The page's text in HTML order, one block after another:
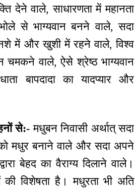
देने वाले, साधारणता में महानता
से भाग्यवान बनने वाले, सदा
में और खुशी में रहने वाले, विश्व
चमकने वाले, ऐसे श्रेष्ठ भाग्यवान
बापदादा का यादप्यार और
से:- मधुबन निवासी अर्थात् सदा
मधुर बनाने वाले और सदा अपने
बेहद का वैराग्य दिलाने वाले।
की विशेषता है। मधुरता भी अति